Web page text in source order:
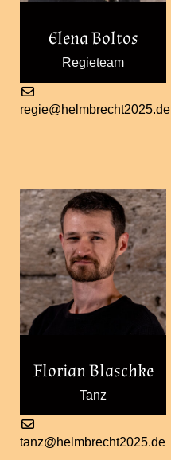
Elena Boltos
Regieteam
regie@helmbrecht2025.de
Florian Blaschke
Tanz
tanz@helmbrecht2025.de